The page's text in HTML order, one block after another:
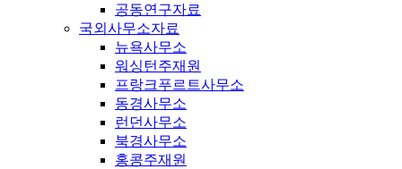
공동연구자료
국외사무소자료
뉴욕사무소
워싱턴주재원
프랑크푸르트사무소
동경사무소
런던사무소
북경사무소
홍콩주재원